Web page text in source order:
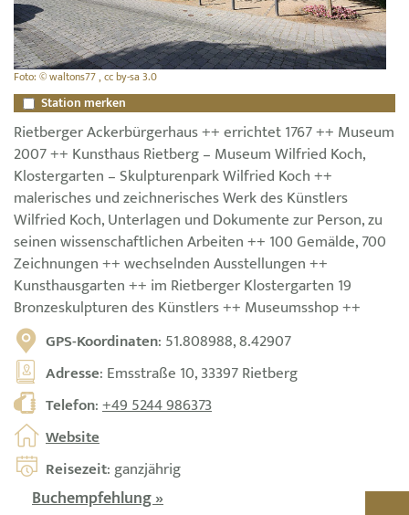
Foto: © waltons77 , cc by-sa 3.0
Station merken
Rietberger Ackerbürgerhaus ++ errichtet 1767 ++ Museum
2007 ++ Kunsthaus Rietberg – Museum Wilfried Koch,
Klostergarten – Skulpturenpark Wilfried Koch ++
malerisches und zeichnerisches Werk des Künstlers
Wilfried Koch, Unterlagen und Dokumente zur Person, zu
seinen wissenschaftlichen Arbeiten ++ 100 Gemälde, 700
Zeichnungen ++ wechselnden Ausstellungen ++
Kunsthausgarten ++ im Rietberger Klostergarten 19
Bronzeskulpturen des Künstlers ++ Museumsshop ++
GPS-Koordinaten: 51.808988, 8.42907
Adresse: Emsstraße 10, 33397 Rietberg
Telefon:+49 5244 986373
Website
Reisezeit: ganzjährig
Buchempfehlung »